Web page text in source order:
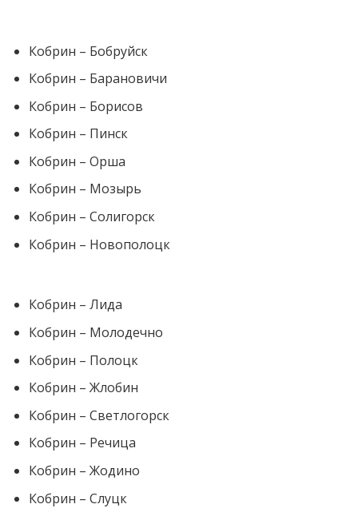
Кобрин – Бобруйск
Кобрин – Барановичи
Кобрин – Борисов
Кобрин – Пинск
Кобрин – Орша
Кобрин – Мозырь
Кобрин – Солигорск
Кобрин – Новополоцк
Кобрин – Лида
Кобрин – Молодечно
Кобрин – Полоцк
Кобрин – Жлобин
Кобрин – Светлогорск
Кобрин – Речица
Кобрин – Жодино
Кобрин – Слуцк